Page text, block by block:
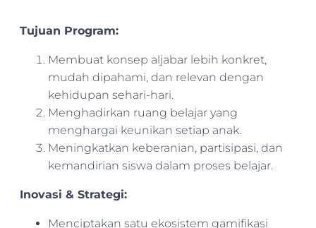
Tujuan Program:
Membuat konsep aljabar lebih konkret,
mudah dipahami, dan relevan dengan
kehidupan sehari-hari.
Menghadirkan ruang belajar yang
menghargai keunikan setiap anak.
Meningkatkan keberanian, partisipasi, dan
kemandirian siswa dalam proses belajar.
Inovasi & Strategi:
Menciptakan satu ekosistem gamifikasi